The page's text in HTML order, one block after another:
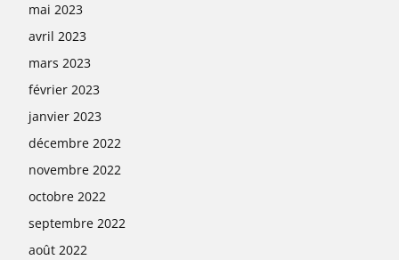
mai 2023
avril 2023
mars 2023
février 2023
janvier 2023
décembre 2022
novembre 2022
octobre 2022
septembre 2022
août 2022